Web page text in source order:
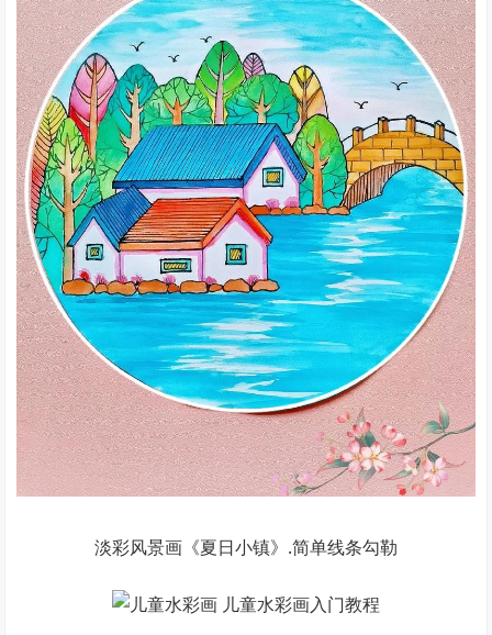
淡彩风景画《夏日小镇》.简单线条勾勒